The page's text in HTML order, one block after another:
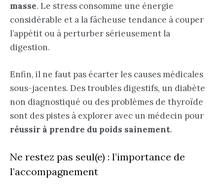
masse. Le stress consomme une énergie
considérable et a la fâcheuse tendance à couper
l’appétit ou à perturber sérieusement la
digestion.
Enfin, il ne faut pas écarter les causes médicales
sous-jacentes. Des troubles digestifs, un diabète
non diagnostiqué ou des problèmes de thyroïde
sont des pistes à explorer avec un médecin pour
réussir à prendre du poids sainement.
Ne restez pas seul(e) : l’importance de
l’accompagnement